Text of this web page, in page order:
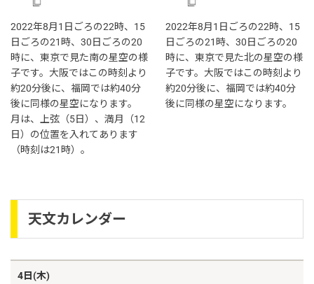
2022年8月1日ごろの22時、15
日ごろの21時、30日ごろの20
時に、東京で見た南の星空の様
子です。大阪ではこの時刻より
約20分後に、福岡では約40分
後に同様の星空になります。
月は、上弦（5日）、満月（12
日）の位置を入れてあります
（時刻は21時）。
2022年8月1日ごろの22時、15
日ごろの21時、30日ごろの20
時に、東京で見た北の星空の様
子です。大阪ではこの時刻より
約20分後に、福岡では約40分
後に同様の星空になります。
天文カレンダー
4日(木)